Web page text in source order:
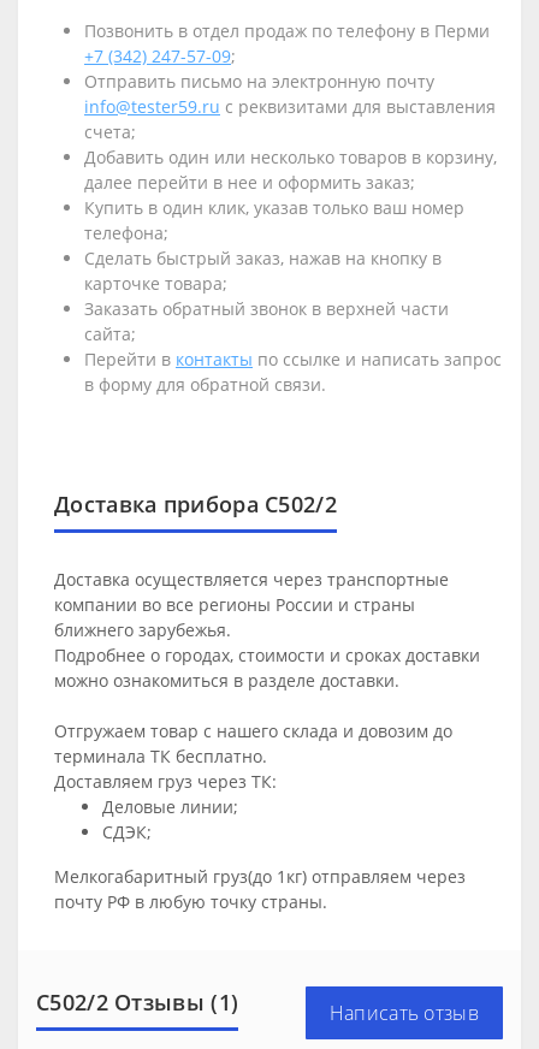
Позвонить в отдел продаж по телефону в Перми
+7 (342) 247-57-09;
Отправить письмо на электронную почту
info@tester59.ru с реквизитами для выставления
счета;
Добавить один или несколько товаров в корзину,
далее перейти в нее и оформить заказ;
Купить в один клик, указав только ваш номер
телефона;
Сделать быстрый заказ, нажав на кнопку в
карточке товара;
Заказать обратный звонок в верхней части
сайта;
Перейти в контакты по ссылке и написать запрос
в форму для обратной связи.
Доставка прибора С502/2
Доставка осуществляется через транспортные
компании во все регионы России и страны
ближнего зарубежья.
Подробнее о городах, стоимости и сроках доставки
можно ознакомиться в разделе доставки.
Отгружаем товар с нашего склада и довозим до
терминала ТК бесплатно.
Доставляем груз через ТК:
Деловые линии;
СДЭК;
Мелкогабаритный груз(до 1кг) отправляем через
почту РФ в любую точку страны.
С502/2 Отзывы (1) Написать отзыв